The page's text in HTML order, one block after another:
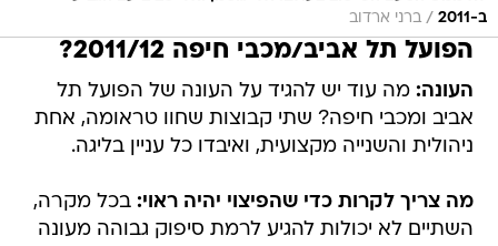
ב-2011
/ ברני ארדוב
הפועל תל אביב/מכבי חיפה 2011/12?
העונה: מה עוד יש להגיד על העונה של הפועל תל
אביב ומכבי חיפה? שתי קבוצות שחוו טראומה, אחת
ניהולית והשנייה מקצועית, ואיבדו כל עניין בליגה.
מה צריך לקרות כדי שהפיצוי יהיה ראוי: בכל מקרה,
השתיים לא יכולות להגיע לרמת סיפוק גבוהה מעונה